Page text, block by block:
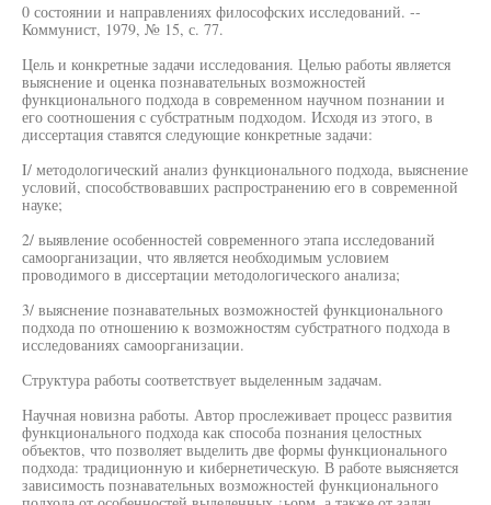
0 состоянии и направлениях философских исследований. --
Коммунист, 1979, № 15, с. 77.
Цель и конкретные задачи исследования. Целью работы является
выяснение и оценка познавательных возможностей
функционального подхода в современном научном познании и
его соотношения с субстратным подходом. Исходя из этого, в
диссертация ставятся следующие конкретные задачи:
I/ методологический анализ функционального подхода, выяснение
условий, способствовавших распространению его в современной
науке;
2/ выявление особенностей современного этапа исследований
самоорганизации, что является необходимым условием
проводимого в диссертации методологического анализа;
3/ выяснение познавательных возможностей функционального
подхода по отношению к возможностям субстратного подхода в
исследованиях самоорганизации.
Структура работы соответствует выделенным задачам.
Научная новизна работы. Автор прослеживает процесс развития
функционального подхода как способа познания целостных
объектов, что позволяет выделить две формы функционального
подхода: традиционную и кибернетическую. В работе выясняется
зависимость познавательных возможностей функционального